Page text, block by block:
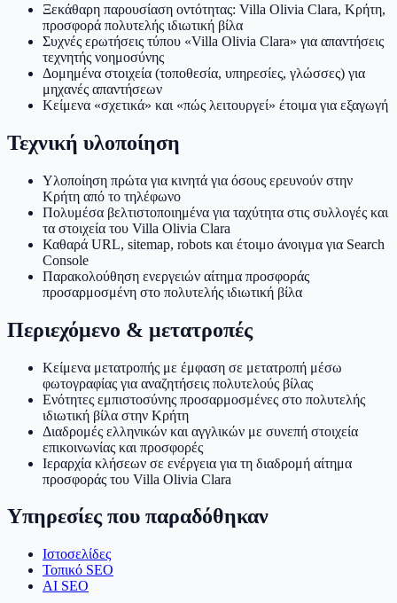
Ξεκάθαρη παρουσίαση οντότητας: Villa Olivia Clara, Κρήτη,
προσφορά πολυτελής ιδιωτική βίλα
Συχνές ερωτήσεις τύπου «Villa Olivia Clara» για απαντήσεις
τεχνητής νοημοσύνης
Δομημένα στοιχεία (τοποθεσία, υπηρεσίες, γλώσσες) για
μηχανές απαντήσεων
Κείμενα «σχετικά» και «πώς λειτουργεί» έτοιμα για εξαγωγή
Τεχνική υλοποίηση
Υλοποίηση πρώτα για κινητά για όσους ερευνούν στην
Κρήτη από το τηλέφωνο
Πολυμέσα βελτιστοποιημένα για ταχύτητα στις συλλογές και
τα στοιχεία του Villa Olivia Clara
Καθαρά URL, sitemap, robots και έτοιμο άνοιγμα για Search
Console
Παρακολούθηση ενεργειών αίτημα προσφοράς
προσαρμοσμένη στο πολυτελής ιδιωτική βίλα
Περιεχόμενο & μετατροπές
Κείμενα μετατροπής με έμφαση σε μετατροπή μέσω
φωτογραφίας για αναζητήσεις πολυτελούς βίλας
Ενότητες εμπιστοσύνης προσαρμοσμένες στο πολυτελής
ιδιωτική βίλα στην Κρήτη
Διαδρομές ελληνικών και αγγλικών με συνεπή στοιχεία
επικοινωνίας και προσφορές
Ιεραρχία κλήσεων σε ενέργεια για τη διαδρομή αίτημα
προσφοράς του Villa Olivia Clara
Υπηρεσίες που παραδόθηκαν
Ιστοσελίδες
Τοπικό SEO
AI SEO